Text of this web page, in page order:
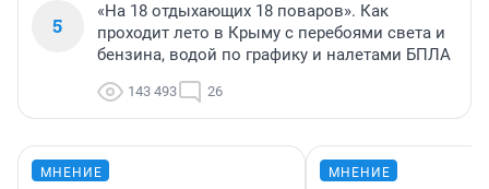
5
«На 18 отдыхающих 18 поваров». Как
проходит лето в Крыму с перебоями света и
бензина, водой по графику и налетами БПЛА
143 493 26
МНЕНИЕ МНЕНИЕ